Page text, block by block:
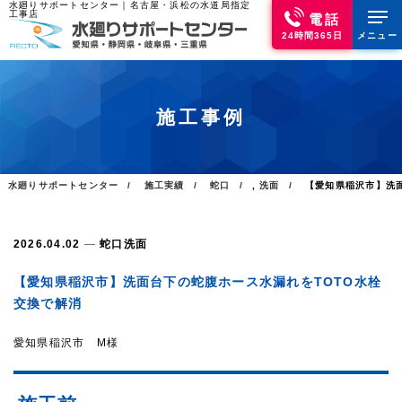
水廻りサポートセンター｜名古屋・浜松の水道局指定
工事店
電話
24時間365日 メニュー
施工事例
水廻りサポートセンター 施工実績 蛇口 ,洗面 【愛知県稲沢市】
2026.04.02 蛇口 洗面
【愛知県稲沢市】洗面台下の蛇腹ホース水漏れをTOTO水栓
交換で解消
愛知県稲沢市 M様